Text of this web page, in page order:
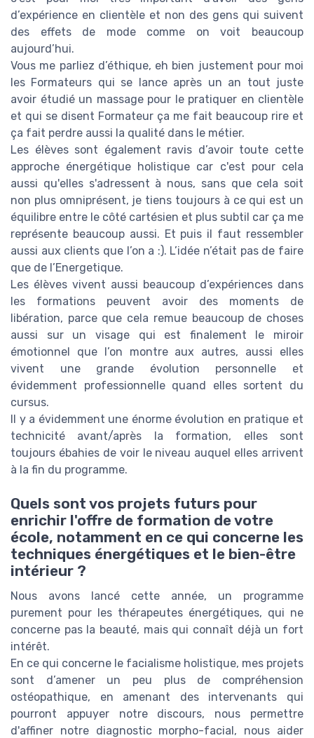
d’expérience en clientèle et non des gens qui suivent
des effets de mode comme on voit beaucoup
aujourd’hui.
Vous me parliez d’éthique, eh bien justement pour moi
les Formateurs qui se lance après un an tout juste
avoir étudié un massage pour le pratiquer en clientèle
et qui se disent Formateur ça me fait beaucoup rire et
ça fait perdre aussi la qualité dans le métier.
Les élèves sont également ravis d’avoir toute cette
approche énergétique holistique car c'est pour cela
aussi qu'elles s'adressent à nous, sans que cela soit
non plus omniprésent, je tiens toujours à ce qui est un
équilibre entre le côté cartésien et plus subtil car ça me
représente beaucoup aussi. Et puis il faut ressembler
aussi aux clients que l’on a :). L’idée n’était pas de faire
que de l’Energetique.
Les élèves vivent aussi beaucoup d’expériences dans
les formations peuvent avoir des moments de
libération, parce que cela remue beaucoup de choses
aussi sur un visage qui est finalement le miroir
émotionnel que l’on montre aux autres, aussi elles
vivent une grande évolution personnelle et
évidemment professionnelle quand elles sortent du
cursus.
Il y a évidemment une énorme évolution en pratique et
technicité avant/après la formation, elles sont
toujours ébahies de voir le niveau auquel elles arrivent
à la fin du programme.
Quels sont vos projets futurs pour
enrichir l'offre de formation de votre
école, notamment en ce qui concerne les
techniques énergétiques et le bien-être
intérieur ?
Nous avons lancé cette année, un programme
purement pour les thérapeutes énergétiques, qui ne
concerne pas la beauté, mais qui connaît déjà un fort
intérêt.
En ce qui concerne le facialisme holistique, mes projets
sont d’amener un peu plus de compréhension
ostéopathique, en amenant des intervenants qui
pourront appuyer notre discours, nous permettre
d'affiner notre diagnostic morpho-facial, nous aider